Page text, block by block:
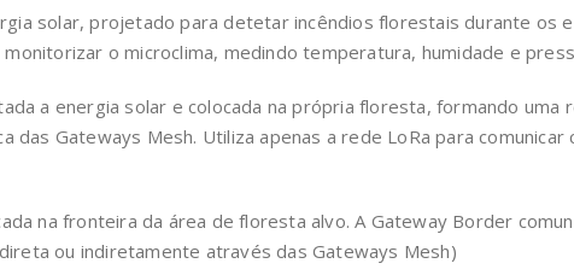
solar, projetado para detetar incêndios florestais durante os
o microclima, medindo temperatura, humidade e
a energia solar e colocada na própria floresta, formando uma
das Gateways Mesh. Utiliza apenas a rede LoRa para
na fronteira da área de floresta alvo. A Gateway Border
ou indiretamente através das Gateways Mesh)